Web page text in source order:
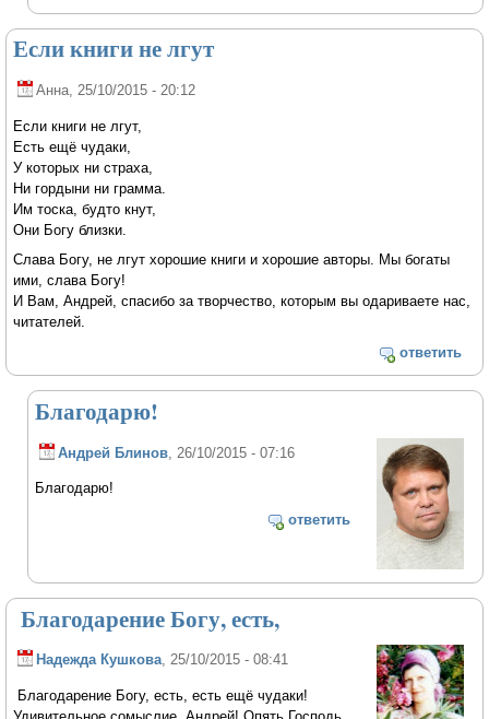
Если книги не лгут
Анна, 25/10/2015 - 20:12
Если книги не лгут,
Есть ещё чудаки,
У которых ни страха,
Ни гордыни ни грамма.
Им тоска, будто кнут,
Они Богу близки.
Слава Богу, не лгут хорошие книги и хорошие авторы. Мы богаты
ими, слава Богу!
И Вам, Андрей, спасибо за творчество, которым вы одариваете нас,
читателей.
ответить
Благодарю!
Андрей Блинов , 26/10/2015 - 07:16
Благодарю!
ответить
Благодарение Богу, есть,
Надежда Кушкова, 25/10/2015 - 08:41
Благодарение Богу, есть, есть ещё чудаки!